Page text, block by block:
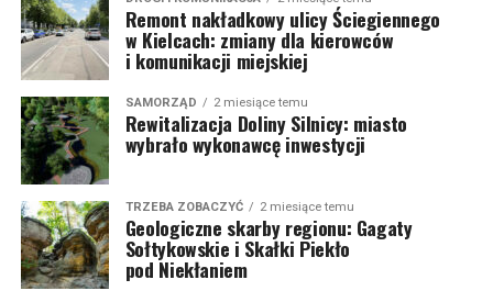
Remont nakładkowy ulicy Ściegiennego
w Kielcach: zmiany dla kierowców
i komunikacji miejskiej
SAMORZĄD 2 miesiące temu
Rewitalizacja Doliny Silnicy: miasto
wybrało wykonawcę inwestycji
TRZEBA ZOBACZYĆ 2 miesiące temu
Geologiczne skarby regionu: Gagaty
Sołtykowskie i Skałki Piekło
pod Niekłaniem